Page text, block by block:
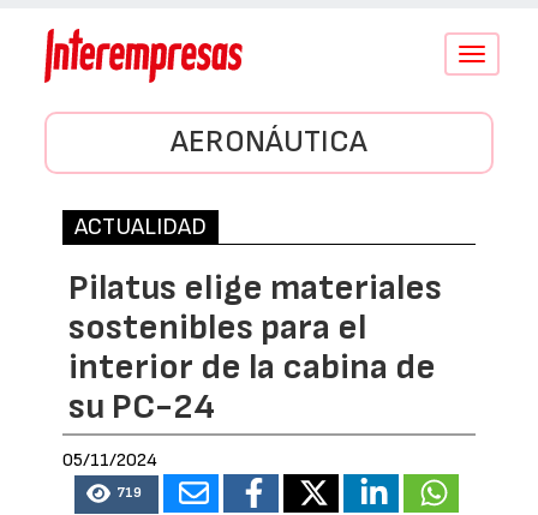
Conmutar
AERONÁUTICA
ACTUALIDAD
Pilatus elige materiales
sostenibles para el
interior de la cabina de
su PC-24
05/11/2024
719